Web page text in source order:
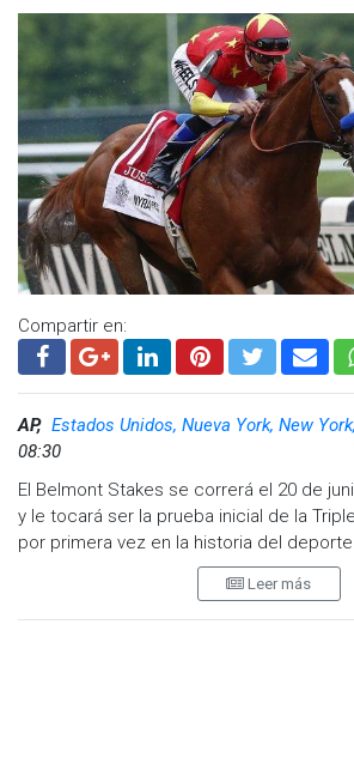
Compartir en:
AP, Estados Unidos, Nueva York, New York,
08:30
El Belmont Stakes se correrá el 20 de
y le tocará ser la prueba inicial de la
por primera vez en la historia del
La Asociación Hípica de Nueva York
Leer más